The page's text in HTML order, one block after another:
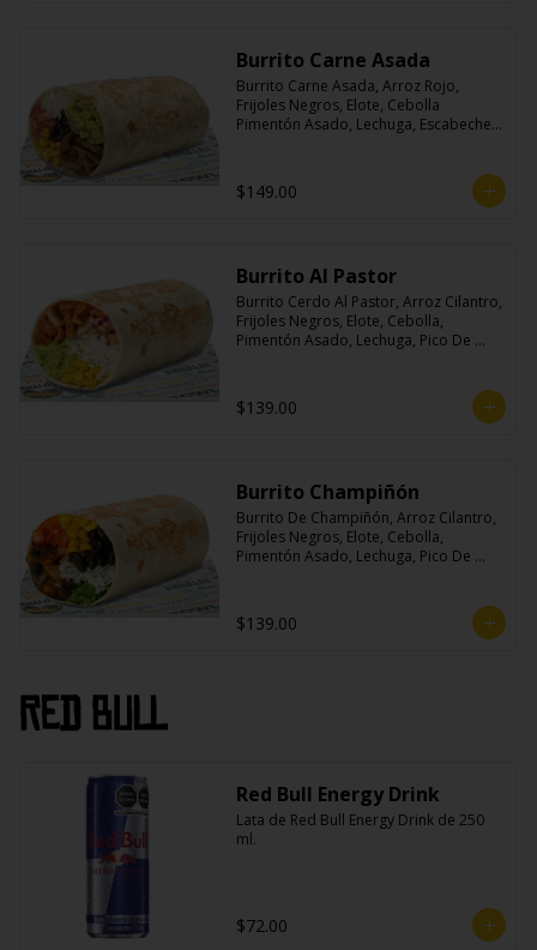
Burrito Carne Asada
Burrito Carne Asada, Arroz Rojo,
Frijoles Negros, Elote, Cebolla
Pimentón Asado, Lechuga, Escabeche
$149.00
Burrito Al Pastor
Burrito Cerdo Al Pastor, Arroz Cilantro,
Frijoles Negros, Elote, Cebolla,
Pimentón Asado, Lechuga, Pico De
$139.00
Burrito Champiñón
Burrito De Champiñón, Arroz Cilantro,
Frijoles Negros, Elote, Cebolla,
Pimentón Asado, Lechuga, Pico De
$139.00
Red Bull
Red Bull Energy Drink
Lata de Red Bull Energy Drink de 250
ml.
$72.00